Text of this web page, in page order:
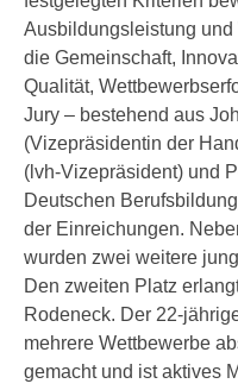
Ausbildungsleistung
die Gemeinschaft,
Qualität,
Jury – bestehend aus
(Vizepräsidentin der
(lvh-Vizepräsident) und
Deutschen
der Einreichungen.
wurden zwei weitere
Den zweiten Platz
Rodeneck. Der 22-
mehrere Wettbewerbe
gemacht und ist aktives